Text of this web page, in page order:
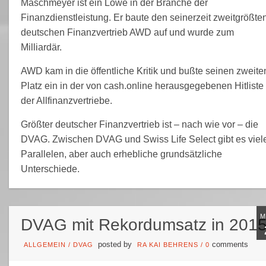
Maschmeyer ist ein Löwe in der Branche der
Finanzdienstleistung. Er baute den seinerzeit
deutschen Finanzvertrieb AWD auf und wurde zum
Milliardär.
AWD kam in die öffentliche Kritik und bußte seinen
Platz ein in der von cash.online herausgegebenen Hitliste
der Allfinanzvertriebe.
Größter deutscher Finanzvertrieb ist – nach wie vor – die
DVAG. Zwischen DVAG und Swiss Life Select gibt es
Parallelen, aber auch erhebliche grundsätzliche
Unterschiede.
DVAG mit Rekordumsatz in
ALLGEMEIN / DVAG posted by RA KAI BEHRENS / 0 comments